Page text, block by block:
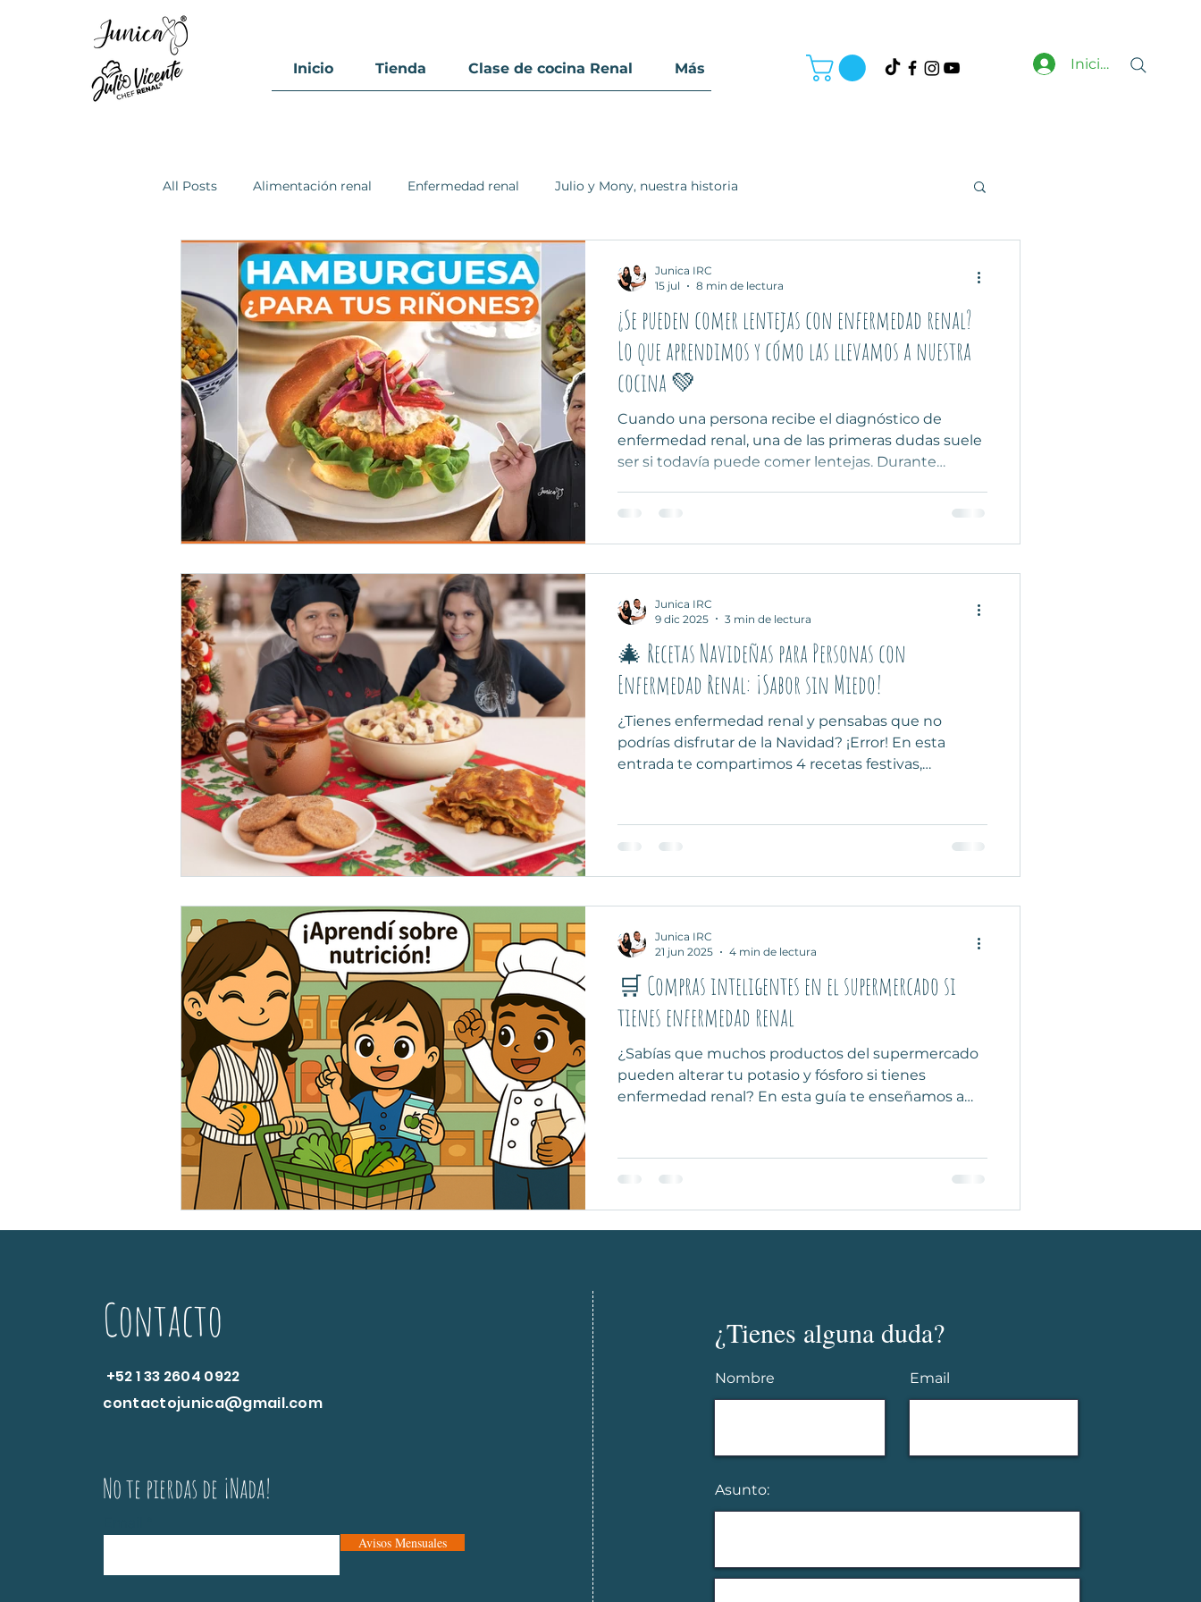
Inicio Tienda Clase de cocina Renal Más Inicia Sesión
All Posts Alimentación renal Enfermedad renal Julio y Mony, nuestra historia
¿Se pueden comer lentejas con enfermedad renal?
Lo que aprendimos y cómo las llevamos a nuestra
cocina 💚
Cuando una persona recibe el diagnóstico de
enfermedad renal, una de las primeras dudas suele
ser si todavía puede comer lentejas. Durante
contenido de potasio y fósforo, pero hoy sabemos
explicamos qué dice la evidencia científica, cómo
las técnicas culinarias pueden modificar su
aportan fibra, proteína vegetal y compuestos
Junica IRC
15 jul
8 min de lectura
🎄 Recetas Navideñas para Personas con
Enfermedad Renal: ¡Sabor sin Miedo!
¿Tienes enfermedad renal y pensabas que no
podrías disfrutar de la Navidad? ¡Error! En esta
entrada te compartimos 4 recetas festivas,
ensalada de manzana sin crema, lasaña de
garbanzos y buñuelos de avena. Descubre técnicas
Junica IRC
9 dic 2025
3 min de lectura
🛒 Compras inteligentes en el supermercado si
tienes enfermedad renal
¿Sabías que muchos productos del supermercado
pueden alterar tu potasio y fósforo si tienes
enfermedad renal? En esta guía te enseñamos a
ejemplos reales, tips de expertos y un video con la
nutrióloga renal Silvia Dueñas, transforma tu forma
Junica IRC
21 jun 2025
4 min de lectura
Contacto
+52 1 33 2604 0922
contactojunica@gmail.com
No te pierdas de ¡Nada!
Avisos Mensuales
¿Tienes alguna duda?
Nombre Email
Asunto: